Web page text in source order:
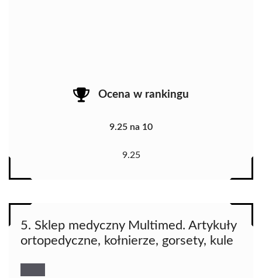
Ocena w rankingu
9.25 na 10
9.25
5. Sklep medyczny Multimed. Artykuły
ortopedyczne, kołnierze, gorsety, kule